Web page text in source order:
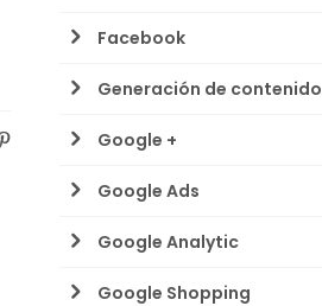
Facebook
Generación de contenido
Google +
Google Ads
Google Analytic
Google Shopping